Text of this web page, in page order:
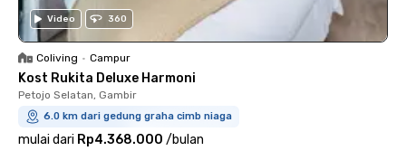
Video 360
Coliving • Campur
Kost Rukita Deluxe Harmoni
Petojo Selatan, Gambir
6.0 km dari gedung graha cimb niaga
mulai dari Rp4.368.000 /bulan